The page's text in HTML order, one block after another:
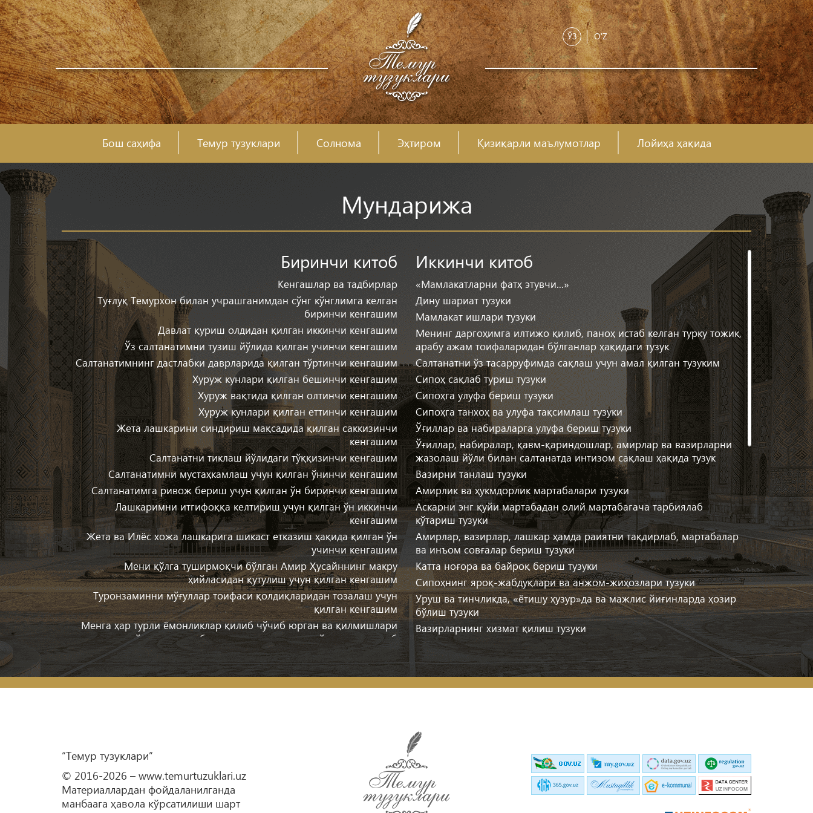
ЎЗ O'Z
Бош саҳифа Темур тузуклари Солнома Эҳтиром Қизиқарли маълумотлар Лойиҳа ҳақида
Мундарижа
Биринчи китоб
Кенгашлар ва тадбирлар
Туғлуқ Темурхон билан учрашганимдан сўнг кўнглимга келган
биринчи кенгашим
Давлат қуриш олдидан қилган иккинчи кенгашим
Ўз салтанатимни тузиш йўлида қилган учинчи кенгашим
Салтанатимнинг дастлабки даврларида қилган тўртинчи кенгашим
Хуруж кунлари қилган бешинчи кенгашим
Хуруж вақтида қилган олтинчи кенгашим
Хуруж кунлари қилган еттинчи кенгашим
Жета лашкарини синдириш мақсадида қилган саккизинчи
кенгашим
Салтанатни тиклаш йўлидаги тўққизинчи кенгашим
Салтанатимни мустаҳкамлаш учун қилган ўнинчи кенгашим
Салтанатимга ривож бериш учун қилган ўн биринчи кенгашим
Лашкаримни итгифоққа келтириш учун қилган ўн иккинчи
кенгашим
Жета ва Илёс хожа лашкарига шикаст етказиш ҳақида қилган ўн
учинчи кенгашим
Мени қўлга туширмоқчи бўлган Амир Ҳусайннинг макру
ҳийласидан қутулиш учун қилган кенгашим
Туронзаминни мўғуллар тоифаси қолдиқларидан тозалаш учун
қилган кенгашим
Менга ҳар турли ёмонликлар қилиб чўчиб юрган ва қилмишлари
учун «мени ўлдиради» деб ваҳимада юрганларни ўзимга эл қилиб
олиш бобидаги кенгашим
Хуросон пойтахти (Ҳирот)ни олиш бобида қилган кенгашим
Сейистон, Қандаҳор ва Афғонистон мамлакатларини забт этиш
мамлакатларини забт этиш бобида қилган кенгашим
Форс пойтахти (Шероз)ни ва Ироқнинг қолган қисмини забт этиш
бобидаги кенгашим
Тўхтамишхонга шикаст етказиш бобида қилган кенгашим
Иккинчи китоб
«Мамлакатларни фатҳ этувчи...»
Дину шариат тузуки
Мамлакат ишлари тузуки
Менинг даргоҳимга илтижо қилиб, паноҳ истаб келган турку тожик,
арабу ажам тоифаларидан бўлганлар ҳақидаги тузук
Салтанатни ўз тасарруфимда сақлаш учун амал қилган тузуким
Сипоҳ сақлаб туриш тузуки
Сипоҳга улуфа бериш тузуки
Сипоҳга танхоҳ ва улуфа тақсимлаш тузуки
Ўғиллар ва набираларга улуфа бериш тузуки
Ўғиллар, набиралар, қавм-қариндошлар, амирлар ва вазирларни
жазолаш йўли билан салтанатда интизом сақлаш ҳақида тузук
Вазирни танлаш тузуки
Амирлик ва ҳукмдорлик мартабалари тузуки
Аскарни энг қуйи мартабадан олий мартабагача тарбиялаб
кўтариш тузуки
Амирлар, вазирлар, лашкар ҳамда раиятни тақдирлаб, мартабалар
ва инъом совғалар бериш тузуки
Катта ноғора ва байроқ бериш тузуки
Сипоҳнинг яроқ-жабдуқлари ва анжом-жиҳозлари тузуки
Уруш ва тинчликда, «ётишу ҳузур»да ва мажлис йиғинларда ҳозир
бўлиш тузуки
Вазирларнинг хизмат қилиш тузуки
Улуслар, қўшинлар ва туманларнинг амирларини тайинлаш тузуки
Навкарнинг бегига ва бекнинг навкарига муомала қилиш тузуки
Дўсту душманга муомала қилиш тузуки
Мулку мамлакат, сипоҳу раият аҳволидан хабардор ва огоҳ бўлиб
Турли мамлакатлар аҳолисига муносабат, уларнинг аҳволидан
хабардор бўлиш, авлиёлар ва дин пешволарининг мозорларини
тузатиш, вақф ҳамда назр ишларини тартибга келтириш тузуки
“Темур тузуклари”
© 2016-2026 – www.temurtuzuklari.uz
Материаллардан фойдаланилганда
манбаага ҳавола кўрсатилиши шарт